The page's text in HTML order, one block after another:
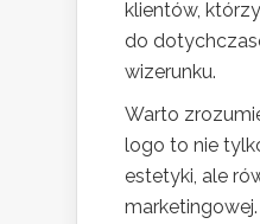
klientów,
do
wizerunku.
Warto
logo to nie
estetyki, ale
marketingowej.